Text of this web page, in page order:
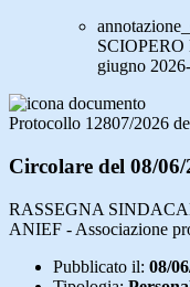
giugno
Protocollo 12807/2026
Circolare del 08/06/
RASSEGNA
ANIEF - Associazione
Pubblicato il: 08/